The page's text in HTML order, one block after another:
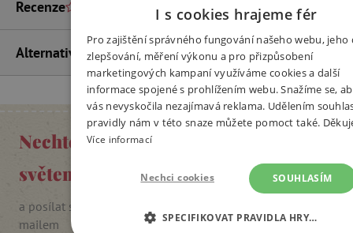
Recenze
Alternativní produkty
Nechte se inspirovat Agátiným
světem
a posílat si slevové kódy, soutěže i pozvánky na akce e-
mailem
I s cookies hrajeme fér
Pro zajištění správného fungování našeho webu, jeho
zlepšování, měření výkonu a pro přizpůsobení
marketingových kampaní využíváme cookies a další
informace spojené s prohlížením webu. Snažíme se,
vás nevyskočila nezajímavá reklama. Udělením
pravidly nám v této snaze můžete pomoct také.
Více informací
SOUHLASÍM
Nechci cookies
SPECIFIKOVAT PRAVIDLA HRY…